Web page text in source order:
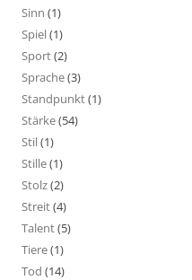
Sinn (1)
Spiel(1)
Sport(2)
Sprache(3)
Standpunkt(1)
Stärke(54)
Stil(1)
Stille(1)
Stolz(2)
Streit(4)
Talent(5)
Tiere(1)
Tod (14)